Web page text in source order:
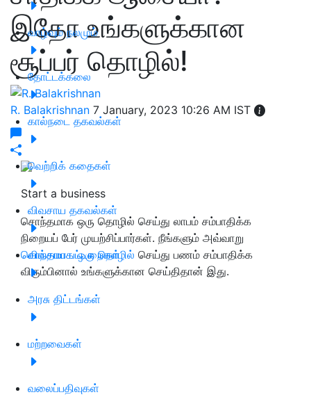
வாழ்வும் நலமும்
தோட்டக்கலை
கால்நடை தகவல்கள்
வெற்றிக் கதைகள்
விவசாய தகவல்கள்
விவசாய பட்டறைகள்
அரசு திட்டங்கள்
மற்றவைகள்
வலைப்பதிவுகள்
இதோ உங்களுக்கான
சூப்பர் தொழில்!
R. Balakrishnan 7 January, 2023 10:26 AM IST
Start a business
சொந்தமாக ஒரு தொழில் செய்து லாபம் சம்பாதிக்க
நிறையப் பேர் முயற்சிப்பார்கள். நீங்களும் அவ்வாறு
சொந்தமாக ஒரு தொழில் செய்து பணம் சம்பாதிக்க
விரும்பினால் உங்களுக்கான செய்திதான் இது.